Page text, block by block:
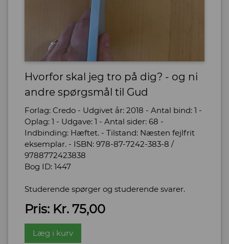
Hvorfor skal jeg tro på dig? - og ni
andre spørgsmål til Gud
Forlag: Credo - Udgivet år: 2018 - Antal bind: 1 -
Oplag: 1 - Udgave: 1 - Antal sider: 68 -
Indbinding: Hæftet. - Tilstand: Næsten fejlfrit
eksemplar. - ISBN: 978-87-7242-383-8 /
9788772423838
Bog ID: 1447
Studerende spørger og studerende svarer.
Pris: Kr. 75,00
Læg i kurv